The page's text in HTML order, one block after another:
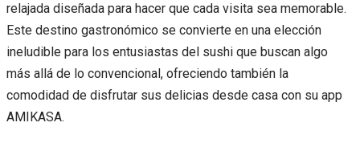
relajada diseñada para hacer que cada visita sea memorable.
Este destino gastronómico se convierte en una elección
ineludible para los entusiastas del sushi que buscan algo
más allá de lo convencional, ofreciendo también la
comodidad de disfrutar sus delicias desde casa con su app
AMIKASA.